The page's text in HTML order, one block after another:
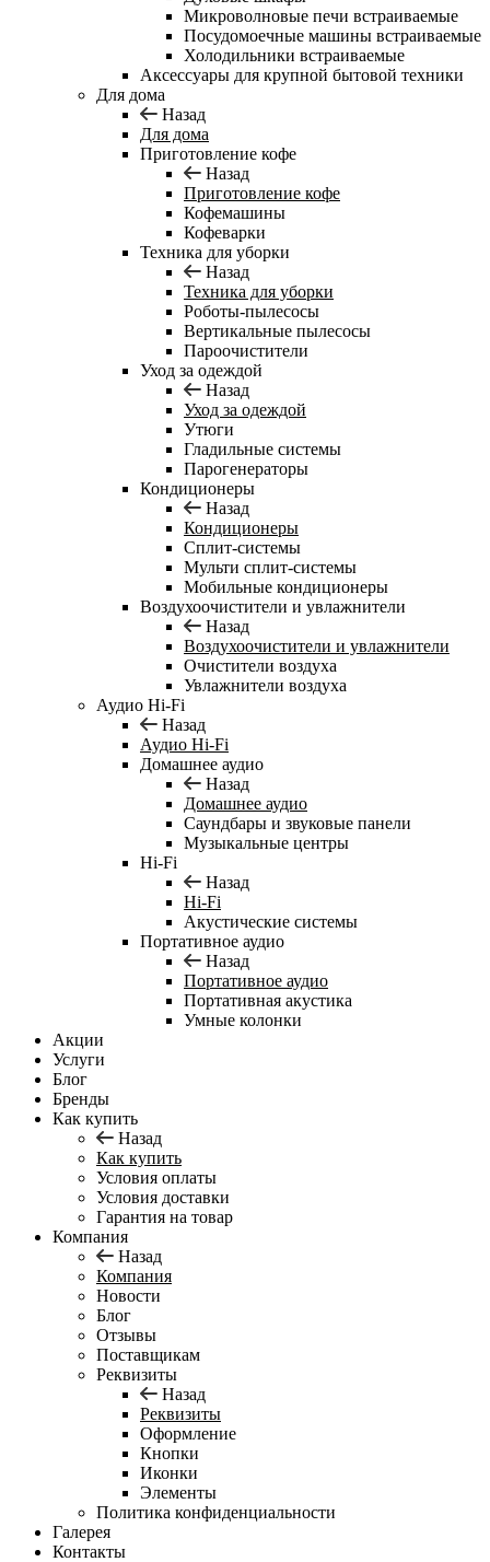
Микроволновые печи встраиваемые
Посудомоечные машины встраиваемые
Холодильники встраиваемые
Аксессуары для крупной бытовой техники
Для дома
Назад
Для дома
Приготовление кофе
Назад
Приготовление кофе
Кофемашины
Кофеварки
Техника для уборки
Назад
Техника для уборки
Роботы-пылесосы
Вертикальные пылесосы
Пароочистители
Уход за одеждой
Назад
Уход за одеждой
Утюги
Гладильные системы
Парогенераторы
Кондиционеры
Назад
Кондиционеры
Сплит-системы
Мульти сплит-системы
Мобильные кондиционеры
Воздухоочистители и увлажнители
Назад
Воздухоочистители и увлажнители
Очистители воздуха
Увлажнители воздуха
Аудио Hi-Fi
Назад
Аудио Hi-Fi
Домашнее аудио
Назад
Домашнее аудио
Саундбары и звуковые панели
Музыкальные центры
Hi-Fi
Назад
Hi-Fi
Акустические системы
Портативное аудио
Назад
Портативное аудио
Портативная акустика
Умные колонки
Акции
Услуги
Блог
Бренды
Как купить
Назад
Как купить
Условия оплаты
Условия доставки
Гарантия на товар
Компания
Назад
Компания
Новости
Блог
Отзывы
Поставщикам
Реквизиты
Назад
Реквизиты
Оформление
Кнопки
Иконки
Элементы
Политика конфиденциальности
Галерея
Контакты